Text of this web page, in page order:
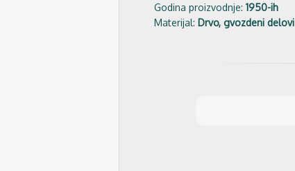
Godina proizvodnje: 1950-ih
Materijal: Drvo, gvozdeni delovi